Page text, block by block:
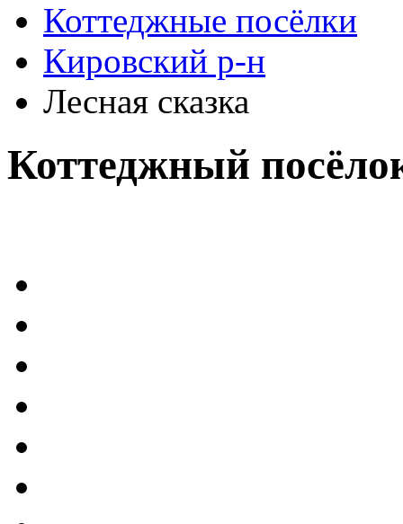
Коттеджные посёлки
Кировский р-н
Лесная сказка
Коттеджный